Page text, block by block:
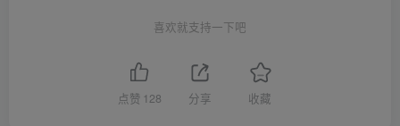
喜欢就支持一下吧
点赞 128 分享 收藏